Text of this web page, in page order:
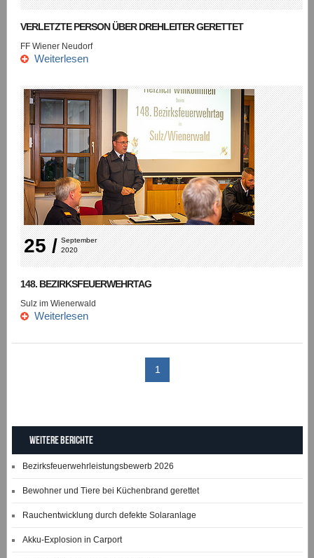
VERLETZTE PERSON ÜBER DREHLEITER GERETTET
FF Wiener Neudorf
Weiterlesen
25 / September
2020
148. BEZIRKSFEUERWEHRTAG
Sulz im Wienerwald
Weiterlesen
1
Weitere Berichte
Bezirksfeuerwehrleistungsbewerb 2026
Bewohner und Tiere bei Küchenbrand gerettet
Rauchentwicklung durch defekte Solaranlage
Akku-Explosion in Carport